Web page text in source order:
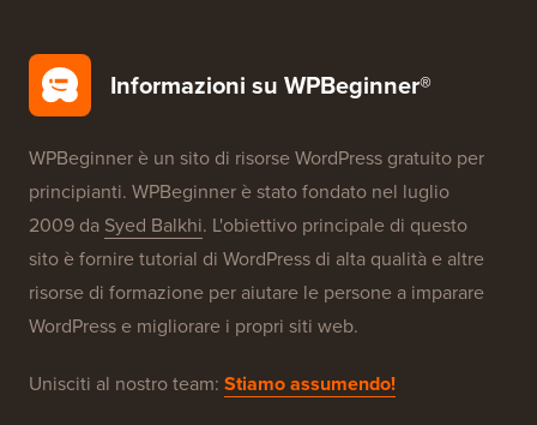
Informazioni su WPBeginner®
WPBeginner è un sito di risorse WordPress gratuito per
principianti. WPBeginner è stato fondato nel luglio
2009 da Syed Balkhi. L'obiettivo principale di questo
sito è fornire tutorial di WordPress di alta qualità e altre
risorse di formazione per aiutare le persone a imparare
WordPress e migliorare i propri siti web.
Unisciti al nostro team: Stiamo assumendo!